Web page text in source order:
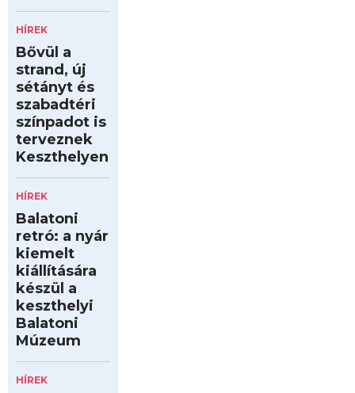
HÍREK
Bővül a
strand, új
sétányt és
szabadtéri
színpadot is
terveznek
Keszthelyen
HÍREK
Balatoni
retró: a nyár
kiemelt
kiállítására
készül a
keszthelyi
Balatoni
Múzeum
HÍREK